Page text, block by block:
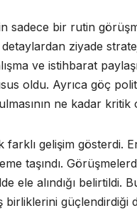
sadece bir rutin
ziyade
ve istihbarat
oldu. Ayrıca göç
ne kadar
gelişim gösterdi.
taşındı.
ele alındığı belirtildi.
birliklerini güçlendirdiği